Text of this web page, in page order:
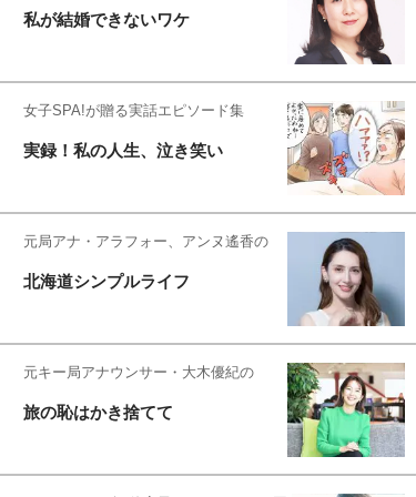
私が結婚できないワケ
女子SPA!が贈る実話エピソード集
実録！私の人生、泣き笑い
元局アナ・アラフォー、アンヌ遙香の
北海道シンプルライフ
元キー局アナウンサー・大木優紀の
旅の恥はかき捨てて